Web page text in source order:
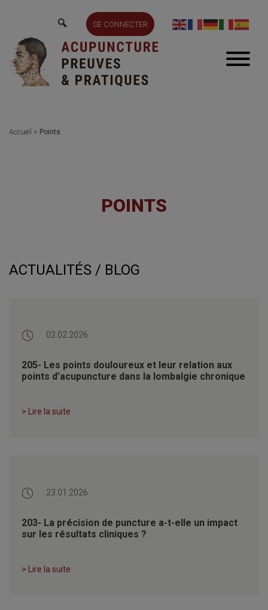
SE CONNECTER
Accueil > Points
POINTS
ACTUALITÉS / BLOG
02.02.2026
205- Les points douloureux et leur relation aux
points d’acupuncture dans la lombalgie chronique
> Lire la suite
23.01.2026
203- La précision de puncture a-t-elle un impact
sur les résultats cliniques ?
> Lire la suite